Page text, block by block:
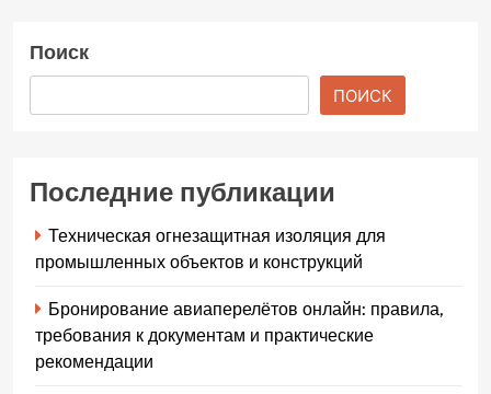
Поиск
ПОИСК
Последние публикации
Техническая огнезащитная изоляция для
промышленных объектов и конструкций
Бронирование авиаперелётов онлайн: правила,
требования к документам и практические
рекомендации